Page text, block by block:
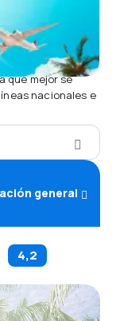
que mejor se
nacionales e
general
4,2